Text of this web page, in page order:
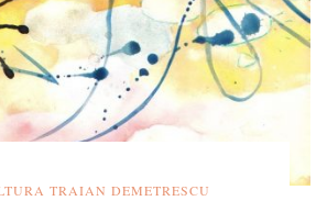
TRAIAN DEMETRESCU